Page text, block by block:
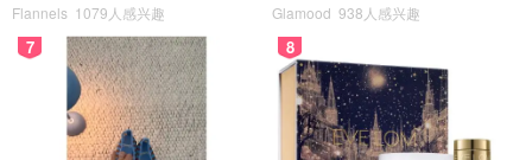
Flannels 1079人感兴趣 Glamood 938人感兴趣
7 8